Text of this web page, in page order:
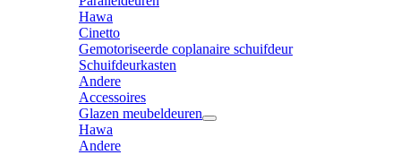
Hawa
Cinetto
Gemotoriseerde coplanaire schuifdeur
Schuifdeurkasten
Andere
Accessoires
Glazen meubeldeuren
Hawa
Andere